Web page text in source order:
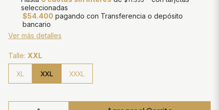
seleccionadas
$54.400 pagando con Transferencia o depósito
bancario
Ver más detalles
Talle: XXL
XL XXL XXXL